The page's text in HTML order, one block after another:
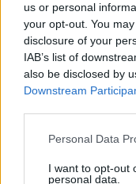
us or personal
your opt-out. You
disclosure of your
IAB’s list of
also be disclosed by
Downstream
Please note that this
not limited to your
Personal Data
I want to opt-out
personal data.
Ανοικτές
Δημόσιο